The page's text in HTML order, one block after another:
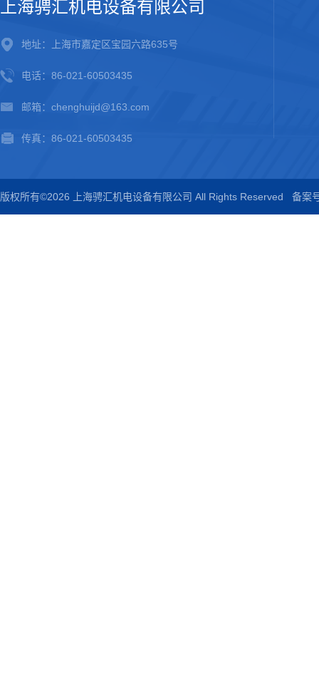
上海骋汇机电设备有限公司
地址：上海市嘉定区宝园六路635号
电话：86-021-60503435
邮箱：chenghuijd@163.com
传真：86-021-60503435
版权所有©2026 上海骋汇机电设备有限公司 All Rights Reserved 备案